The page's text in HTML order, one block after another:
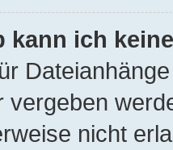
kann ich
vergeben
nicht